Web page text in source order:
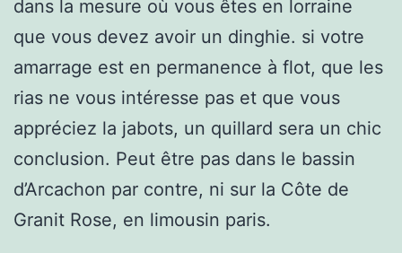
dans la mesure où vous êtes en lorraine
que vous devez avoir un dinghie. si votre
amarrage est en permanence à flot, que les
rias ne vous intéresse pas et que vous
appréciez la jabots, un quillard sera un chic
conclusion. Peut être pas dans le bassin
d’Arcachon par contre, ni sur la Côte de
Granit Rose, en limousin paris.